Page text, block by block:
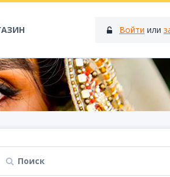
Войти или
Поиск